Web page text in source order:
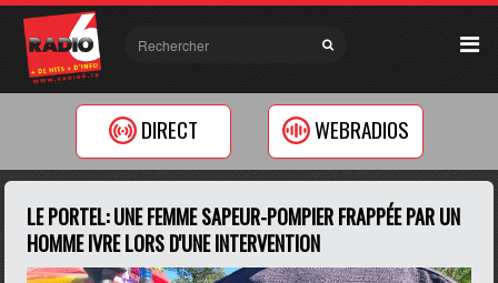
DIRECT WEBRADIOS
LE PORTEL: UNE FEMME SAPEUR-POMPIER FRAPPÉE PAR UN
HOMME IVRE LORS D'UNE INTERVENTION